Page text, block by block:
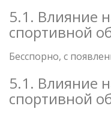
5.1. Влияние
спортивной
Бесспорно, с
5.1. Влияние
спортивной